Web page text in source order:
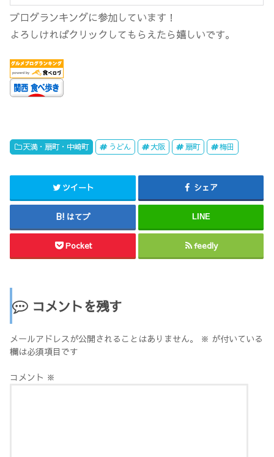
ブログランキングに参加しています！
よろしければクリックしてもらえたら嬉しいです。
天満・扇町・中崎町 うどん 大阪 扇町 梅田
ツイート シェア
はてブ LINE
Pocket feedly
コメントを残す
メールアドレスが公開されることはありません。 ※ が付いている
欄は必須項目です
コメント ※